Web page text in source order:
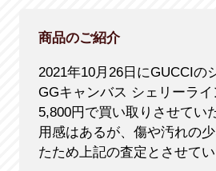
商品のご紹介
2021年10月26日にGUCCIの
GGキャンバス シェリーラ
5,800円で買い取りさせてい
用感はあるが、傷や汚れの
たため上記の査定とさせてい